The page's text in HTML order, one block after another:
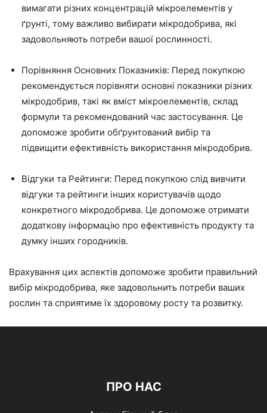
вимагати різних концентрацій мікроелементів у
ґрунті, тому важливо вибирати мікродобрива, які
задовольняють потреби вашої рослинності.
Порівняння Основних Показників: Перед покупкою
рекомендується порівняти основні показники різних
мікродобрив, такі як вміст мікроелементів, склад
формули та рекомендований час застосування. Це
допоможе зробити обґрунтований вибір та
підвищити ефективність використання мікродобрив.
Відгуки та Рейтинги: Перед покупкою слід вивчити
відгуки та рейтинги інших користувачів щодо
конкретного мікродобрива. Це допоможе отримати
додаткову інформацію про ефективність продукту та
думку інших городників.
Врахування цих аспектів допоможе зробити правильний
вибір мікродобрива, яке задовольнить потреби ваших
рослин та сприятиме їх здоровому росту та розвитку.
ПРО НАС